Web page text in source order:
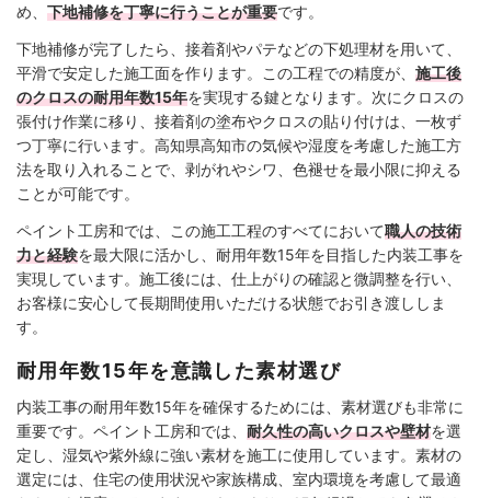
め、 下地補修を丁寧に行うことが重要です。
下地補修が完了したら、接着剤やパテなどの下処理材を用いて、
平滑で安定した施工面を作ります。この工程での精度が、 施工後
のクロスの耐用年数15年を実現する鍵となります。次にクロスの
張付け作業に移り、接着剤の塗布やクロスの貼り付けは、一枚ず
つ丁寧に行います。高知県高知市の気候や湿度を考慮した施工方
法を取り入れることで、剥がれやシワ、色褪せを最小限に抑える
ことが可能です。
ペイント工房和では、この施工工程のすべてにおいて職人の技術
力と経験を最大限に活かし、耐用年数15年を目指した内装工事を
実現しています。施工後には、仕上がりの確認と微調整を行い、
お客様に安心して長期間使用いただける状態でお引き渡ししま
す。
耐用年数15年を意識した素材選び
内装工事の耐用年数15年を確保するためには、素材選びも非常に
重要です。ペイント工房和では、 耐久性の高いクロスや壁材を選
定し、湿気や紫外線に強い素材を施工に使用しています。素材の
選定には、住宅の使用状況や家族構成、室内環境を考慮して最適